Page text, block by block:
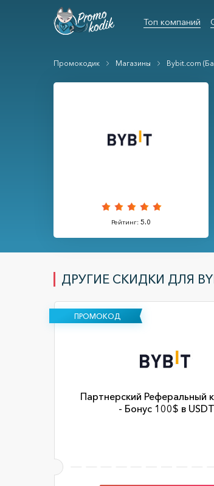
Топ компаний
Промокодик Магазины Bybit.com
Рейтинг: 5.0
ДРУГИЕ СКИДКИ ДЛЯ
ПРОМОКОД
Партнерский Реферальный
- Бонус 100$ в USDT